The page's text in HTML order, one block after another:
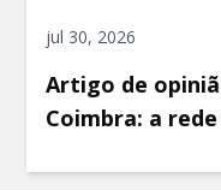
jul 30, 2026
Artigo de
Coimbra: a